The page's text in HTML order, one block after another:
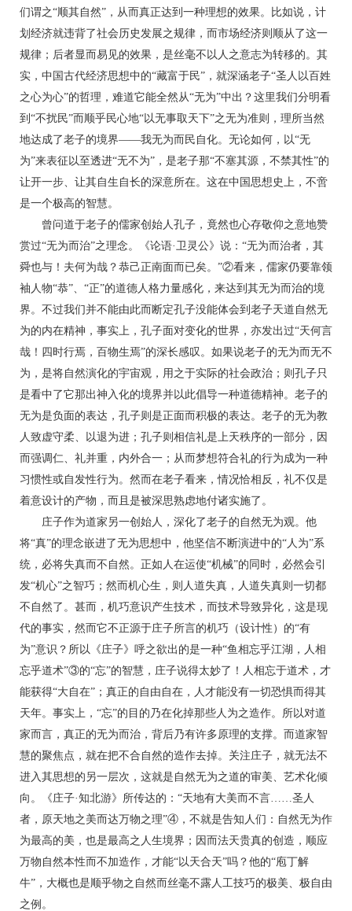
们谓之“顺其自然”，从而真正达到一种理想的效果。比如说，计
划经济就违背了社会历史发展之规律，而市场经济则顺从了这一
规律；后者显而易见的效果，是丝毫不以人之意志为转移的。其
实，中国古代经济思想中的“藏富于民”，就深涵老子“圣人以百姓
之心为心”的哲理，难道它能全然从“无为”中出？这里我们分明看
到“不扰民”而顺乎民心地“以无事取天下”之无为准则，理所当然
地达成了老子的境界——我无为而民自化。无论如何，以“无
为”来表征以至透进“无不为”，是老子那“不塞其源，不禁其性”的
让开一步、让其自生自长的深意所在。这在中国思想史上，不啻
是一个极高的智慧。
曾问道于老子的儒家创始人孔子，竟然也心存敬仰之意地赞
赏过“无为而治”之理念。《论语·卫灵公》说：“无为而治者，其
舜也与！夫何为哉？恭己正南面而已矣。”②看来，儒家仍要靠领
袖人物“恭”、“正”的道德人格力量感化，来达到其无为而治的境
界。不过我们并不能由此而断定孔子没能体会到老子天道自然无
为的内在精神，事实上，孔子面对变化的世界，亦发出过“天何言
哉！四时行焉，百物生焉”的深长感叹。如果说老子的无为而无不
为，是将自然演化的宇宙观，用之于实际的社会政治；则孔子只
是看中了它那出神入化的境界并以此倡导一种道德精神。老子的
无为是负面的表达，孔子则是正面而积极的表达。老子的无为教
人致虚守柔、以退为进；孔子则相信礼是上天秩序的一部分，因
而强调仁、礼并重，内外合一；从而梦想符合礼的行为成为一种
习惯性或自发性行为。然而在老子看来，情况恰相反，礼不仅是
着意设计的产物，而且是被深思熟虑地付诸实施了。
庄子作为道家另一创始人，深化了老子的自然无为观。他
将“真”的理念嵌进了无为思想中，他坚信不断演进中的“人为”系
统，必将失真而不自然。正如人在运使“机械”的同时，必然会引
发“机心”之智巧；然而机心生，则人道失真，人道失真则一切都
不自然了。甚而，机巧意识产生技术，而技术导致异化，这是现
代的事实，然而它不正源于庄子所言的机巧（设计性）的“有
为”意识？所以《庄子》呼之欲出的是一种“鱼相忘乎江湖，人相
忘乎道术”③的“忘”的智慧，庄子说得太妙了！人相忘于道术，才
能获得“大自在”；真正的自由自在，人才能没有一切恐惧而得其
天年。事实上，“忘”的目的乃在化掉那些人为之造作。所以对道
家而言，真正的无为而治，背后乃有许多原理的支撑。而道家智
慧的聚焦点，就在把不合自然的造作去掉。关注庄子，就无法不
进入其思想的另一层次，这就是自然无为之道的审美、艺术化倾
向。《庄子·知北游》所传达的：“天地有大美而不言……圣人
者，原天地之美而达万物之理”④，不就是告知人们：自然无为作
为最高的美，也是最高之人生境界；因而法天贵真的创造，顺应
万物自然本性而不加造作，才能“以天合天”吗？他的“庖丁解
牛”，大概也是顺乎物之自然而丝毫不露人工技巧的极美、极自由
之例。